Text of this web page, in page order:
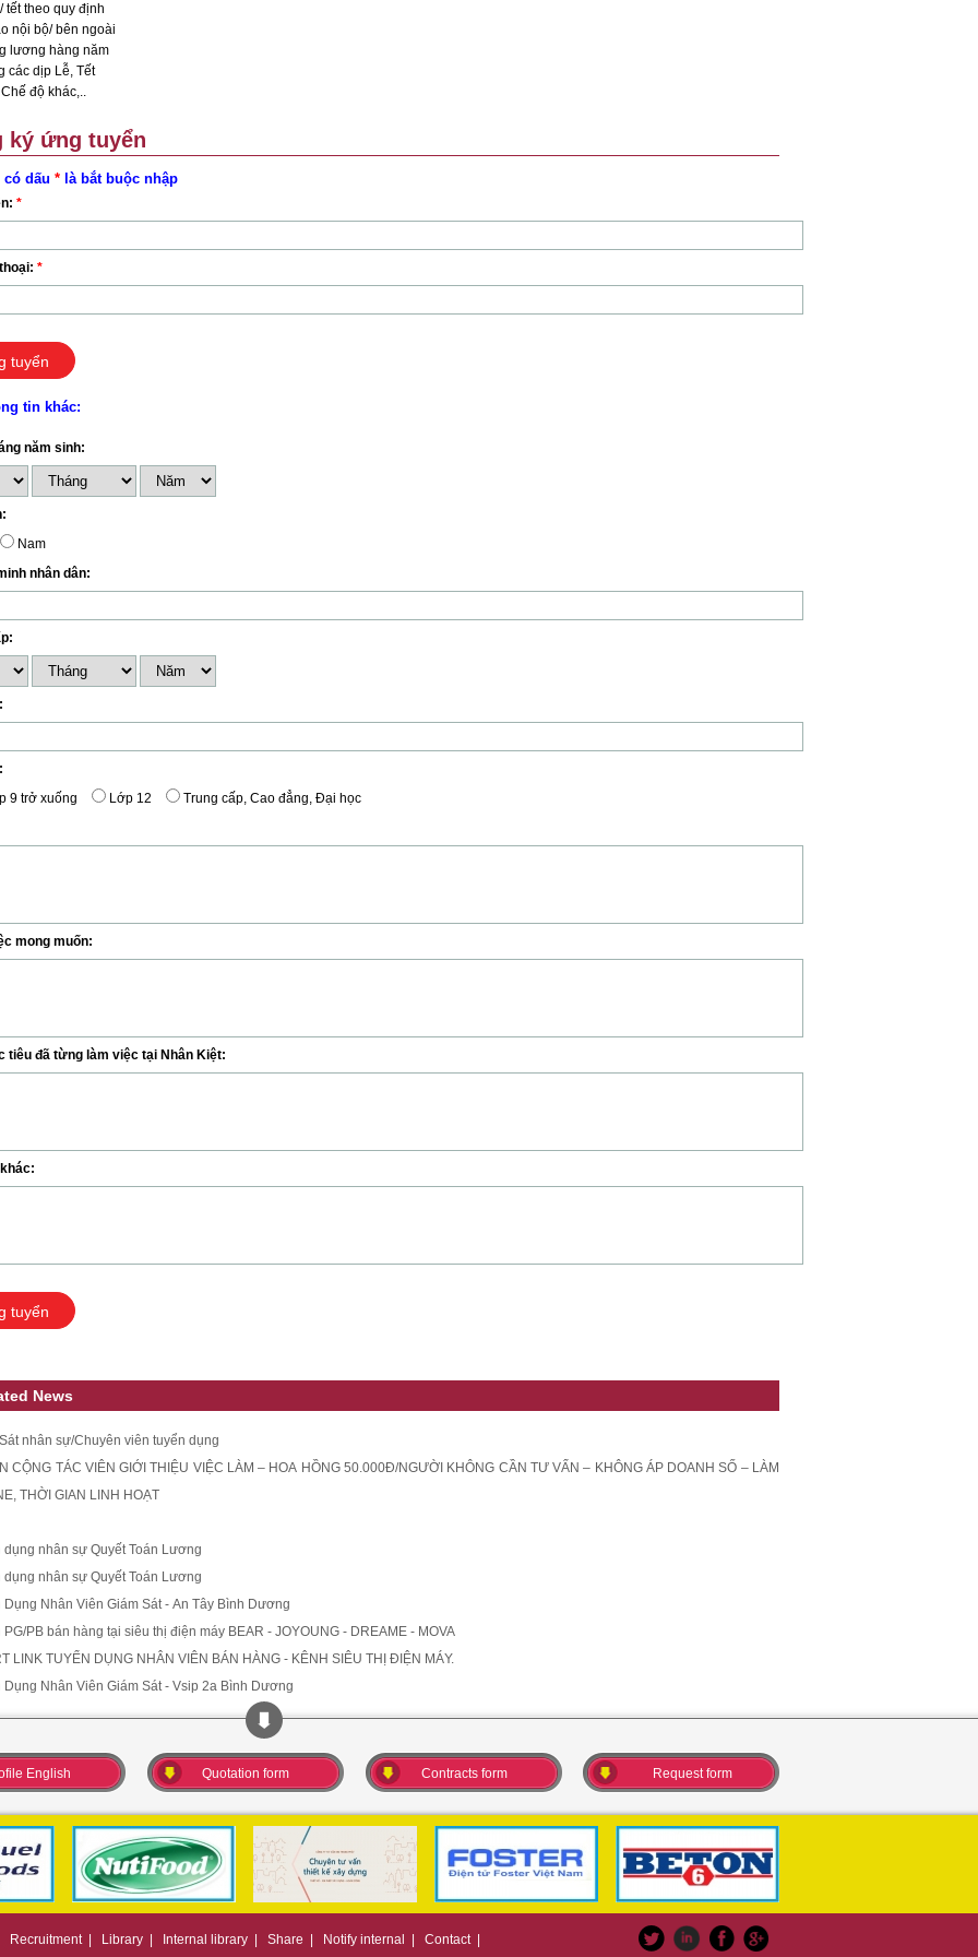
tết theo quy định
nội bộ/ bên ngoài
lương hàng năm
các dịp Lễ, Tết
độ khác,..
ký ứng tuyển
dấu * là bắt buộc nhập
*
*
tuyển
tin khác:
năm sinh:
Nam
nhân dân:
9 trở xuống
Lớp 12
Trung cấp, Cao đẳng, Đại học
mong muốn:
tiêu đã từng làm việc tại Nhân Kiệt:
tuyển
News
nhân sự/Chuyên viên tuyển dụng
CỘNG TÁC VIÊN GIỚI THIỆU VIỆC LÀM – HOA HỒNG 50.000Đ/NGƯỜI KHÔNG CẦN TƯ VẤN – KHÔNG ÁP DOANH SỐ – LÀM
THỜI GIAN LINH HOẠT
dụng nhân sự Quyết Toán Lương
dụng nhân sự Quyết Toán Lương
Dụng Nhân Viên Giám Sát - An Tây Bình Dương
PG/PB bán hàng tại siêu thị điện máy BEAR - JOYOUNG - DREAME - MOVA
LINK TUYỂN DỤNG NHÂN VIÊN BÁN HÀNG - KÊNH SIÊU THỊ ĐIỆN MÁY.
Dụng Nhân Viên Giám Sát - Vsip 2a Bình Dương
English Quotation form Contracts form Request form
Recruitment| Library Internal library Share Notify internal Contact|